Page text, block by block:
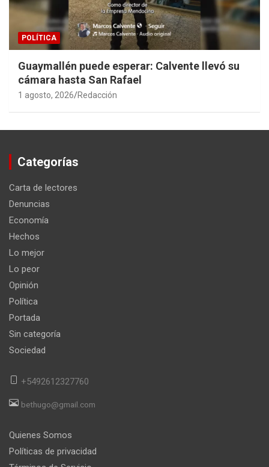
POLÍTICA
Guaymallén puede esperar: Calvente llevó su
cámara hasta San Rafael
1 agosto, 2026 Redacción
Categorías
Carta de lectores
Denuncias
Economía
Hechos
Lo mejor
Lo peor
Opinión
Política
Portada
Sin categoría
Sociedad
+5492612327760
bethugo@gmail.com
Quienes Somos
Políticas de privacidad